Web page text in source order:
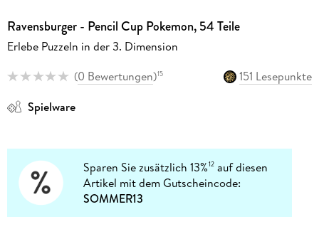
Ravensburger - Pencil Cup Pokemon, 54 Teile
Erlebe Puzzeln in der 3. Dimension
(0 Bewertungen)15
151 Lesepunkte
Spielware
Sparen Sie zusätzlich 13%12 auf diesen
Artikel mit dem Gutscheincode:
SOMMER13